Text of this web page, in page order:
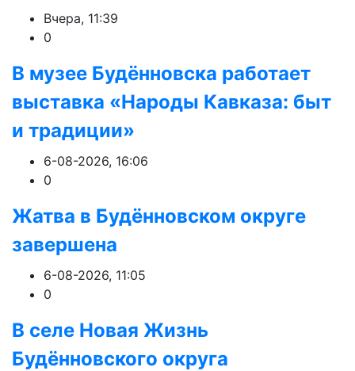
Вчера, 11:39
0
В музее Будённовска работает
выставка «Народы Кавказа: быт
и традиции»
6-08-2026, 16:06
0
Жатва в Будённовском округе
завершена
6-08-2026, 11:05
0
В селе Новая Жизнь
Будённовского округа